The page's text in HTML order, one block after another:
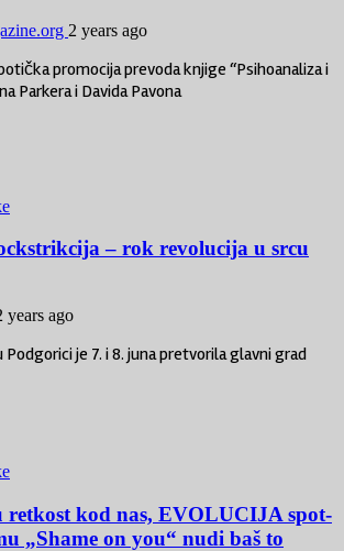
2 years ago
promocija prevoda knjige “Psihoanaliza i
Parkera i Davida Pavona
– rok revolucija u srcu
years ago
je 7. i 8. juna pretvorila glavni grad
retkost kod nas, EVOLUCIJA spot-
„Shame on you“ nudi baš to